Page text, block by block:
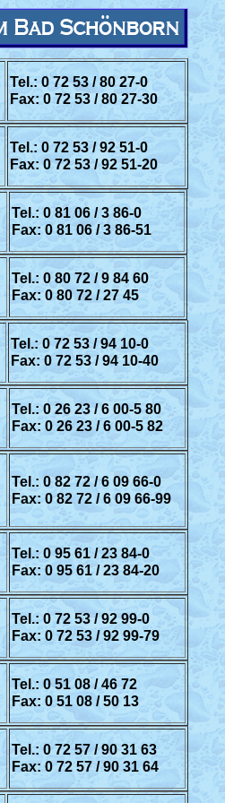
Tel.: 0 72 53 / 80 27-0
Fax: 0 72 53 / 80 27-30
Tel.: 0 72 53 / 92 51-0
Fax: 0 72 53 / 92 51-20
Tel.: 0 81 06 / 3 86-0
Fax: 0 81 06 / 3 86-51
Tel.: 0 80 72 / 9 84 60
Fax: 0 80 72 / 27 45
Tel.: 0 72 53 / 94 10-0
Fax: 0 72 53 / 94 10-40
Tel.: 0 26 23 / 6 00-5 80
Fax: 0 26 23 / 6 00-5 82
Tel.: 0 82 72 / 6 09 66-0
Fax: 0 82 72 / 6 09 66-99
Tel.: 0 95 61 / 23 84-0
Fax: 0 95 61 / 23 84-20
Tel.: 0 72 53 / 92 99-0
Fax: 0 72 53 / 92 99-79
Tel.: 0 51 08 / 46 72
Fax: 0 51 08 / 50 13
Tel.: 0 72 57 / 90 31 63
Fax: 0 72 57 / 90 31 64